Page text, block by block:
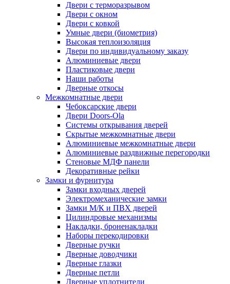
Двери с терморазрывом
Двери с окном
Двери с ковкой
Умные двери (биометрия)
Высокая теплоизоляция
Двери по индивидуальному заказу
Алюминиевые двери
Пластиковые двери
Наши работы
Дверные откосы
Межкомнатные двери
Чебоксарские двери
Двери Doors-Ola
Системы открывания дверей
Скрытые межкомнатные двери
Алюминиевые межкомнатные двери
Алюминиевые раздвижные перегородки
Стеновые МДФ панели
Декоративные рейки
Замки и фурнитура
Замки входных дверей
Электромеханические замки
Замки М/К и ПВХ дверей
Цилиндровые механизмы
Накладки, броненакладки
Наборы перекодировки
Дверные ручки
Дверные доводчики
Дверные глазки
Дверные петли
Дверные уплотнители